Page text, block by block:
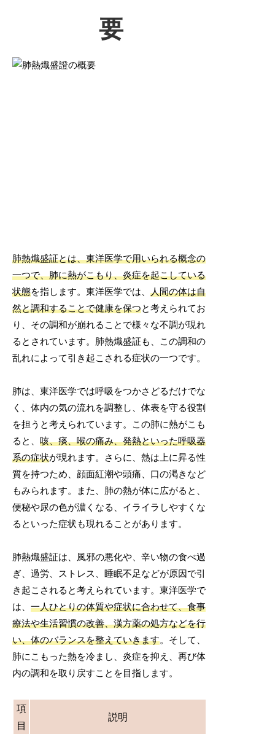
要
肺熱熾盛証とは、東洋医学で用いられる概念の
一つで、肺に熱がこもり、炎症を起こしている
状態を指します。東洋医学では、人間の体は自
然と調和することで健康を保つと考えられてお
り、その調和が崩れることで様々な不調が現れ
るとされています。肺熱熾盛証も、この調和の
乱れによって引き起こされる症状の一つです。
肺は、東洋医学では呼吸をつかさどるだけでな
く、体内の気の流れを調整し、体表を守る役割
を担うと考えられています。この肺に熱がこも
ると、咳、痰、喉の痛み、発熱といった呼吸器
系の症状が現れます。さらに、熱は上に昇る性
質を持つため、顔面紅潮や頭痛、口の渇きなど
もみられます。また、肺の熱が体に広がると、
便秘や尿の色が濃くなる、イライラしやすくな
るといった症状も現れることがあります。
肺熱熾盛証は、風邪の悪化や、辛い物の食べ過
ぎ、過労、ストレス、睡眠不足などが原因で引
き起こされると考えられています。東洋医学で
は、一人ひとりの体質や症状に合わせて、食事
療法や生活習慣の改善、漢方薬の処方などを行
い、体のバランスを整えていきます。そして、
肺にこもった熱を冷まし、炎症を抑え、再び体
内の調和を取り戻すことを目指します。
項
目
説明